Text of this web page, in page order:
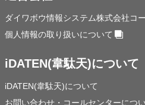
ダイワボウ情報システム株式会社コ
個人情報の取り扱いについて
iDATEN(韋駄天)について
iDATEN(韋駄天)について
お問い合わせ・コールセンターにつ